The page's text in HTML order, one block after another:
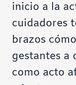
inicio a la
cuidadores
brazos
gestantes a
como acto